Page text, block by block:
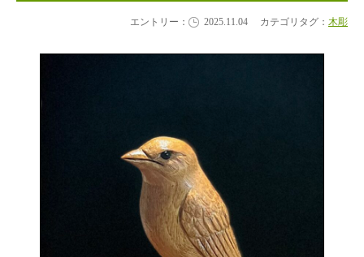
エントリー： 2025.11.04 カテゴリタグ： 木彫